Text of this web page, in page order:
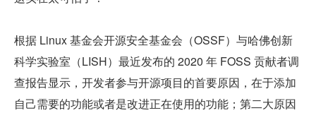
根据 Linux 基金会开源安全基金会（OSSF）与哈佛创新
科学实验室（LISH）最近发布的 2020 年 FOSS 贡献者调
查报告显示，开发者参与开源项目的首要原因，在于添加
自己需要的功能或者是改进正在使用的功能；第二大原因